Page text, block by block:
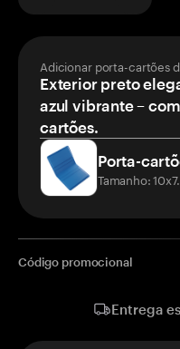
Adicionar porta-cartões
Exterior preto
azul vibrante –
cartões.
Porta-
Tamanho:
Código promocional
Entrega